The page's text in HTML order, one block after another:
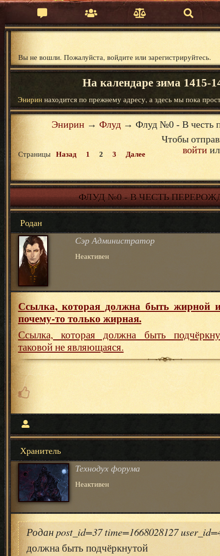
Вы не вошли. Пожалуйста, войдите или зарегистрируйтесь.
На календаре зима 1415-
Энириннаходится по прежнему адресу, а здесь мы пока
ФЛУД №0 - В ЧЕСТЬ
Энирин → Флуд → Флуд №0 - В честь
Страницы Назад 1 2 3 Далее
Чтобы
войти
Родан
Сэр Администратор
Неактивен
Ссылка, которая должна быть жирной
почему-то только жирная.
Ссылка, которая должна быть
таковой не являющаяся.
Хранитель
Технодух форума
Неактивен
Родан post_id=37 time=1668028127
должна быть подчёркнутой